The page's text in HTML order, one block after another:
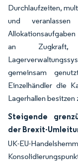
Durchlaufzeiten,
und
an
gemeinsam
Einzelhändler die
Lagerhallen besitzen
Steigende
der Brexit-
UK-EU-